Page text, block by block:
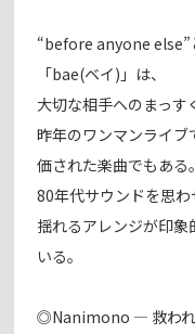
“before anyone else”
「bae(ベイ)」は、
大切な相手へのまっす
昨年のワンマンライ
価された楽曲でもある。
80年代サウンドを思
揺れるアレンジが印象
いる。
◎Nanimono — 救われ